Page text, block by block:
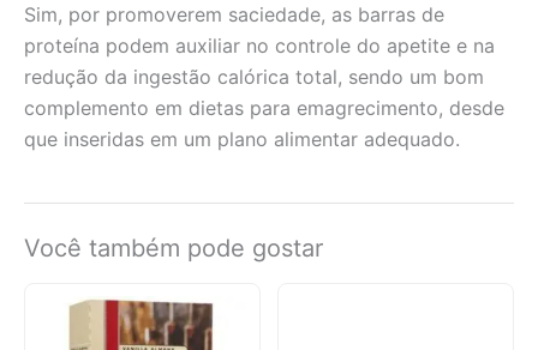
Sim, por promoverem saciedade, as barras de
proteína podem auxiliar no controle do apetite e na
redução da ingestão calórica total, sendo um bom
complemento em dietas para emagrecimento, desde
que inseridas em um plano alimentar adequado.
Você também pode gostar